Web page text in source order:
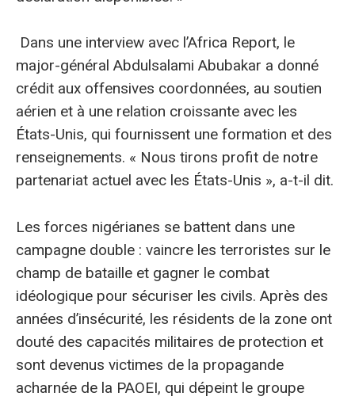
Dans une interview avec l’Africa Report, le
major-général Abdulsalami Abubakar a donné
crédit aux offensives coordonnées, au soutien
aérien et à une relation croissante avec les
États-Unis, qui fournissent une formation et des
renseignements. « Nous tirons profit de notre
partenariat actuel avec les États-Unis », a-t-il dit.
Les forces nigérianes se battent dans une
campagne double : vaincre les terroristes sur le
champ de bataille et gagner le combat
idéologique pour sécuriser les civils. Après des
années d’insécurité, les résidents de la zone ont
douté des capacités militaires de protection et
sont devenus victimes de la propagande
acharnée de la PAOEI, qui dépeint le groupe